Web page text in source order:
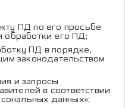
ПД по его просьбе
его ПД;
ПД в порядке,
законодательством
и запросы
в соответствии
данных»;